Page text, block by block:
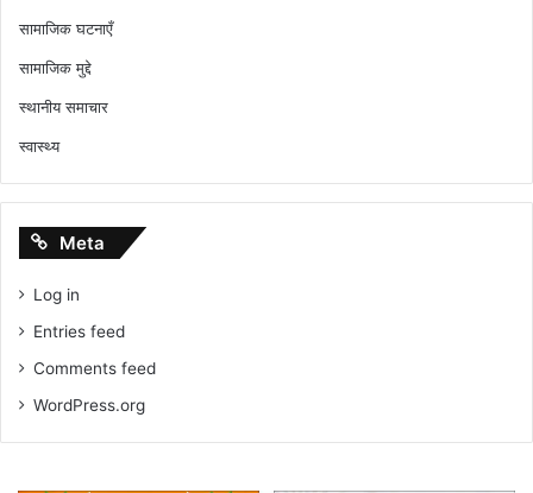
सामाजिक घटनाएँ
सामाजिक मुद्दे
स्थानीय समाचार
स्वास्थ्य
Meta
Log in
Entries feed
Comments feed
WordPress.org